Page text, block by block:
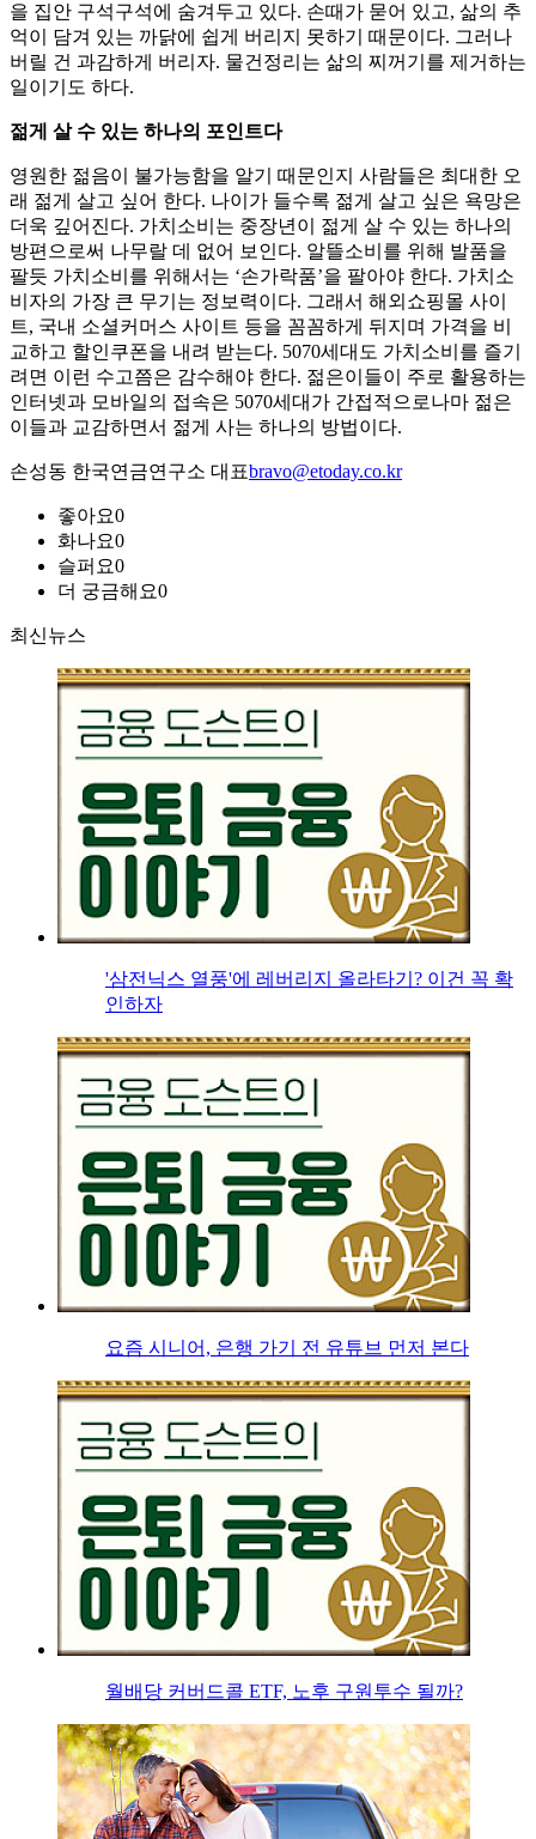
을 집안 구석구석에 숨겨두고 있다. 손때가 묻어 있고, 삶의 추
억이 담겨 있는 까닭에 쉽게 버리지 못하기 때문이다. 그러나
버릴 건 과감하게 버리자. 물건정리는 삶의 찌꺼기를 제거하는
일이기도 하다.
젊게 살 수 있는 하나의 포인트다
영원한 젊음이 불가능함을 알기 때문인지 사람들은 최대한 오
래 젊게 살고 싶어 한다. 나이가 들수록 젊게 살고 싶은 욕망은
더욱 깊어진다. 가치소비는 중장년이 젊게 살 수 있는 하나의
방편으로써 나무랄 데 없어 보인다. 알뜰소비를 위해 발품을
팔듯 가치소비를 위해서는 ‘손가락품’을 팔아야 한다. 가치소
비자의 가장 큰 무기는 정보력이다. 그래서 해외쇼핑몰 사이
트, 국내 소셜커머스 사이트 등을 꼼꼼하게 뒤지며 가격을 비
교하고 할인쿠폰을 내려 받는다. 5070세대도 가치소비를 즐기
려면 이런 수고쯤은 감수해야 한다. 젊은이들이 주로 활용하는
인터넷과 모바일의 접속은 5070세대가 간접적으로나마 젊은
이들과 교감하면서 젊게 사는 하나의 방법이다.
손성동 한국연금연구소 대표bravo@etoday.co.kr
좋아요0
화나요0
슬퍼요0
더 궁금해요0
최신뉴스
'삼전닉스 열풍'에 레버리지 올라타기? 이건 꼭 확
인하자
요즘 시니어, 은행 가기 전 유튜브 먼저 본다
월배당 커버드콜 ETF, 노후 구원투수 될까?